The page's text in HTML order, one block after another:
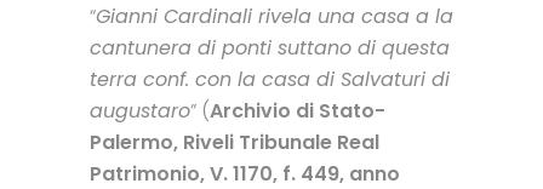
“Gianni Cardinali rivela una casa a la
cantunera di ponti suttano di questa
terra conf. con la casa di Salvaturi di
augustaro” (Archivio di Stato-
Palermo, Riveli Tribunale Real
Patrimonio, V. 1170, f. 449, anno